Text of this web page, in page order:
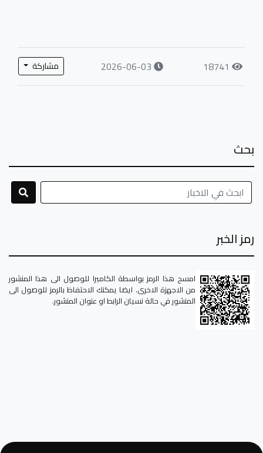
18741
2026-06-03 مشاركة
بحث
رمز الخبر
امسح هذا الرمز بواسطة الكاميرا للوصول الى هذا المنشور
من الاجهزة الاخرى. ايضا يمكنك الاحتفاظ بالرمز للوصول الى
المنشور في حالة نسيان الرابط او عنوان المنشور.